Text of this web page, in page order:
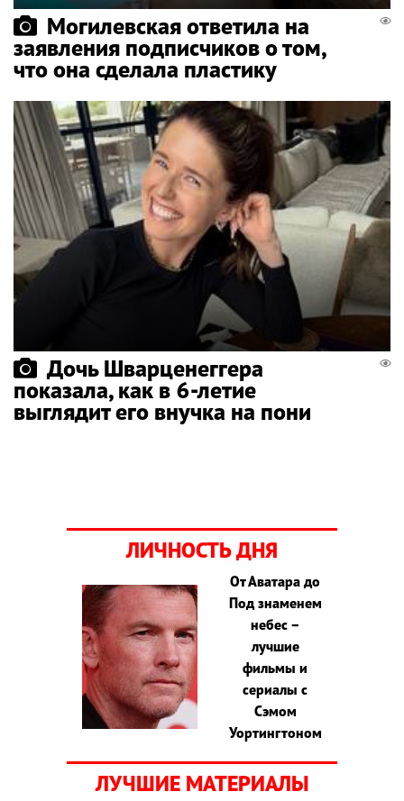
Могилевская ответила на
заявления подписчиков о том,
что она сделала пластику
Дочь Шварценеггера
показала, как в 6-летие
выглядит его внучка на пони
ЛИЧНОСТЬ ДНЯ
От Аватара до
Под знаменем
небес –
лучшие
фильмы и
сериалы с
Сэмом
Уортингтоном
ЛУЧШИЕ МАТЕРИАЛЫ